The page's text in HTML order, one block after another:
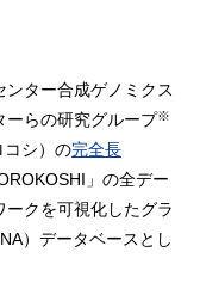
ター合成ゲノミクス
ーらの研究グループ※
コシ）の完全長
」の全デー
クを可視化したグラ
）データベースとし